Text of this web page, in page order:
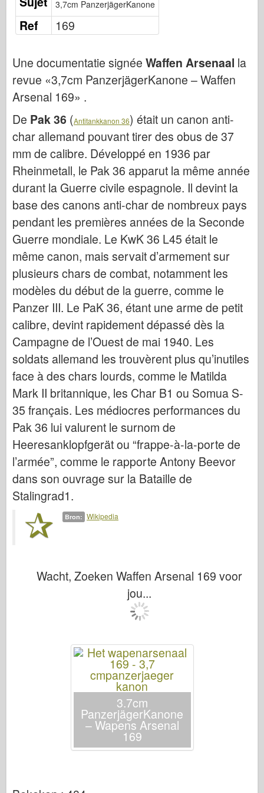
Uitgeverij Osprey
Squadron signaal
Vrachtwagens en tanks
Waffen-Arsenaal
Wydawnictwo Militaria
Maquettes
Academy
Ace-modellen
AFV Club
Luchtfix
Luchtmacht
AZ-model
Bronco
Cyber-Hobby
Dnepromodel
Dragon
Eduard
E.T. Model
Fijne mallen
Krachten van Moed
FriulModel
Hasegawa
Heller
HobbyBoss
IBG-modellen
Icm
Italeri
Meng-model
3,7cm PanzerjägerKanone
Ref 169
Une documentatie signée Waffen Arsenaal la
revue «3,7cm PanzerjägerKanone – Waffen
Arsenal 169» .
De Pak 36 (Antitankkanon 36) était un canon anti-
char allemand pouvant tirer des obus de 37
mm de calibre. Développé en 1936 par
Rheinmetall, le Pak 36 apparut la même année
durant la Guerre civile espagnole. Il devint la
base des canons anti-char de nombreux pays
pendant les premières années de la Seconde
Guerre mondiale. Le KwK 36 L45 était le
même canon, mais servait d’armement sur
plusieurs chars de combat, notamment les
modèles du début de la guerre, comme le
Panzer III. Le PaK 36, étant une arme de petit
calibre, devint rapidement dépassé dès la
Campagne de l’Ouest de mai 1940. Les
soldats allemand les trouvèrent plus qu’inutiles
face à des chars lourds, comme le Matilda
Mark II britannique, les Char B1 ou Somua S-
35 français. Les médiocres performances du
Pak 36 lui valurent le surnom de
Heeresanklopfgerät ou “frappe-à-la-porte de
l’armée”, comme le rapporte Antony Beevor
dans son ouvrage sur la Bataille de
Stalingrad1.
Bron: Wikipedia
Wacht, Zoeken Waffen Arsenal 169 voor
jou...
3.7cm
PanzerjägerKanone
– Wapens Arsenal
169